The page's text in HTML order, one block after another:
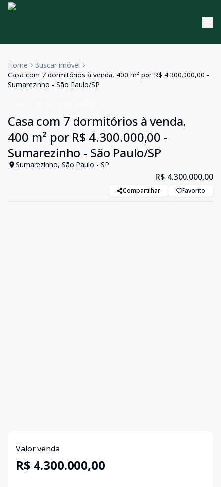
Home
Buscar imóvel
Casa com 7 dormitórios à venda, 400 m² por R$ 4.300.000,00 -
Sumarezinho - São Paulo/SP
Casa com 7 dormitórios à venda,
400 m² por R$ 4.300.000,00 -
Sumarezinho - São Paulo/SP
Sumarezinho, São Paulo - SP
R$ 4.300.000,00
Compartilhar Favorito
Valor venda
R$ 4.300.000,00